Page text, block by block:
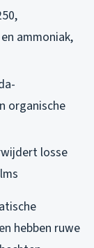
ammoniak,
organische
losse
hebben ruwe